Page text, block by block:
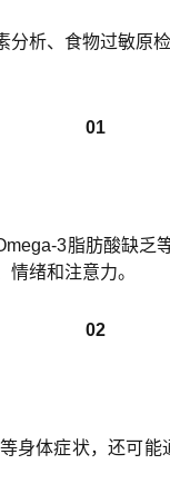
析、食物过敏原
01
3脂肪酸缺
绪和注意力。
02
体症状，还可能